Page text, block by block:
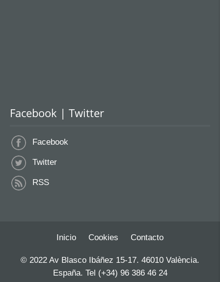
Facebook | Twitter
Facebook
Twitter
RSS
Inicio Cookies Contacto
© 2022 Av Blasco Ibáñez 15-17. 46010 València.
España. Tel (+34) 96 386 46 24